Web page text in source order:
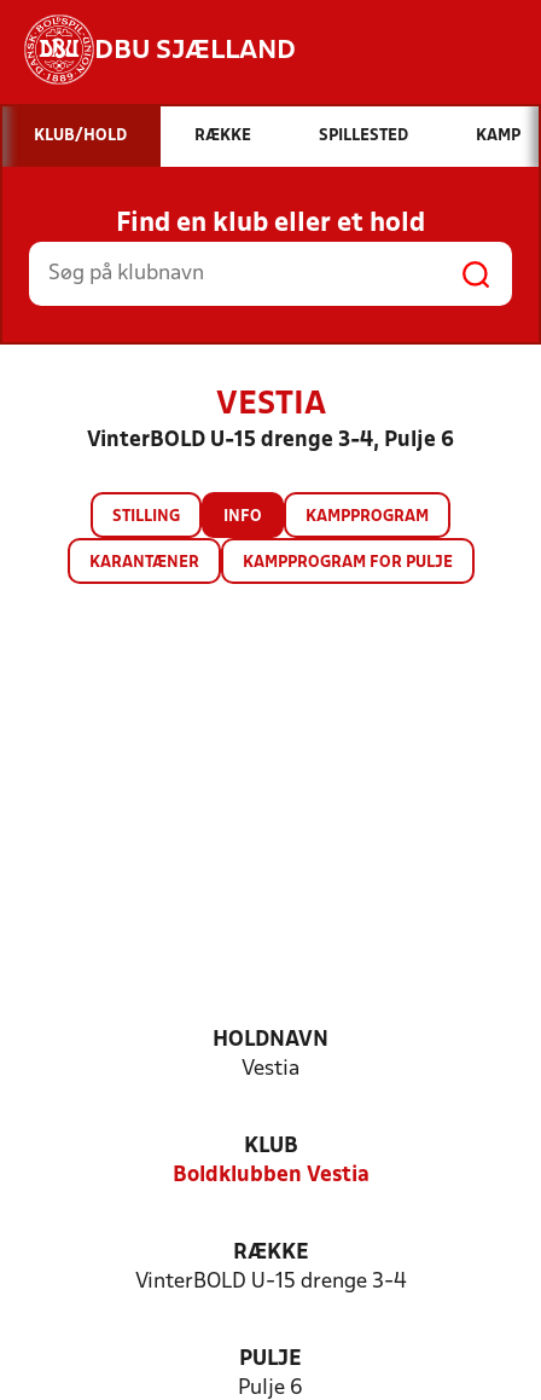
DBU SJÆLLAND
Hvad vil du søge efter?
INDHOLD OG NYHEDER
STILLINGER, RESULTATER, KLUBBER OG
HOLD
KLUB/HOLD RÆKKE SPILLESTED KAMP
Find en klub eller et hold
VESTIA
VinterBOLD U-15 drenge 3-4, Pulje 6
STILLING INFO KAMPPROGRAM
KARANTÆNER KAMPPROGRAM FOR PULJE
HOLDNAVN
Vestia
KLUB
Boldklubben Vestia
RÆKKE
VinterBOLD U-15 drenge 3-4
PULJE
Pulje 6